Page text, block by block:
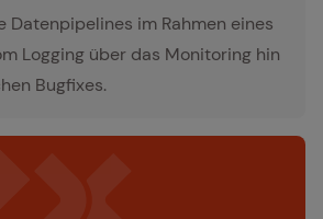
Datenpipelines im Rahmen eines
Logging über das Monitoring hin
Bugfixes.